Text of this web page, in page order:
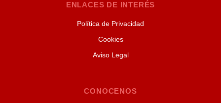
ENLACES DE INTERÉS
Política de Privacidad
Cookies
Aviso Legal
CONOCENOS